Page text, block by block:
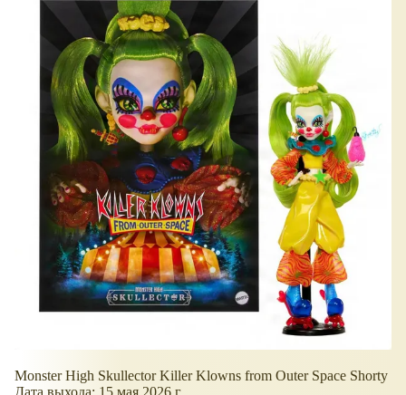
Monster High Skullector Killer Klowns from Outer Space Shorty